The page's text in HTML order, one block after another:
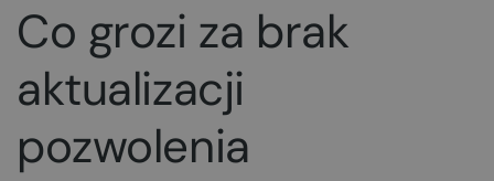
Co grozi za brak
aktualizacji
pozwolenia